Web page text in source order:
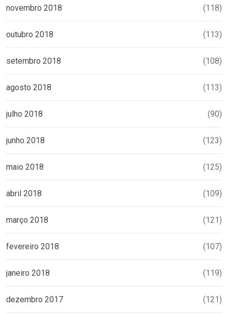
novembro 2018 (118)
outubro 2018 (113)
setembro 2018 (108)
agosto 2018 (113)
julho 2018 (90)
junho 2018 (123)
maio 2018 (125)
abril 2018 (109)
março 2018 (121)
fevereiro 2018 (107)
janeiro 2018 (119)
dezembro 2017 (121)